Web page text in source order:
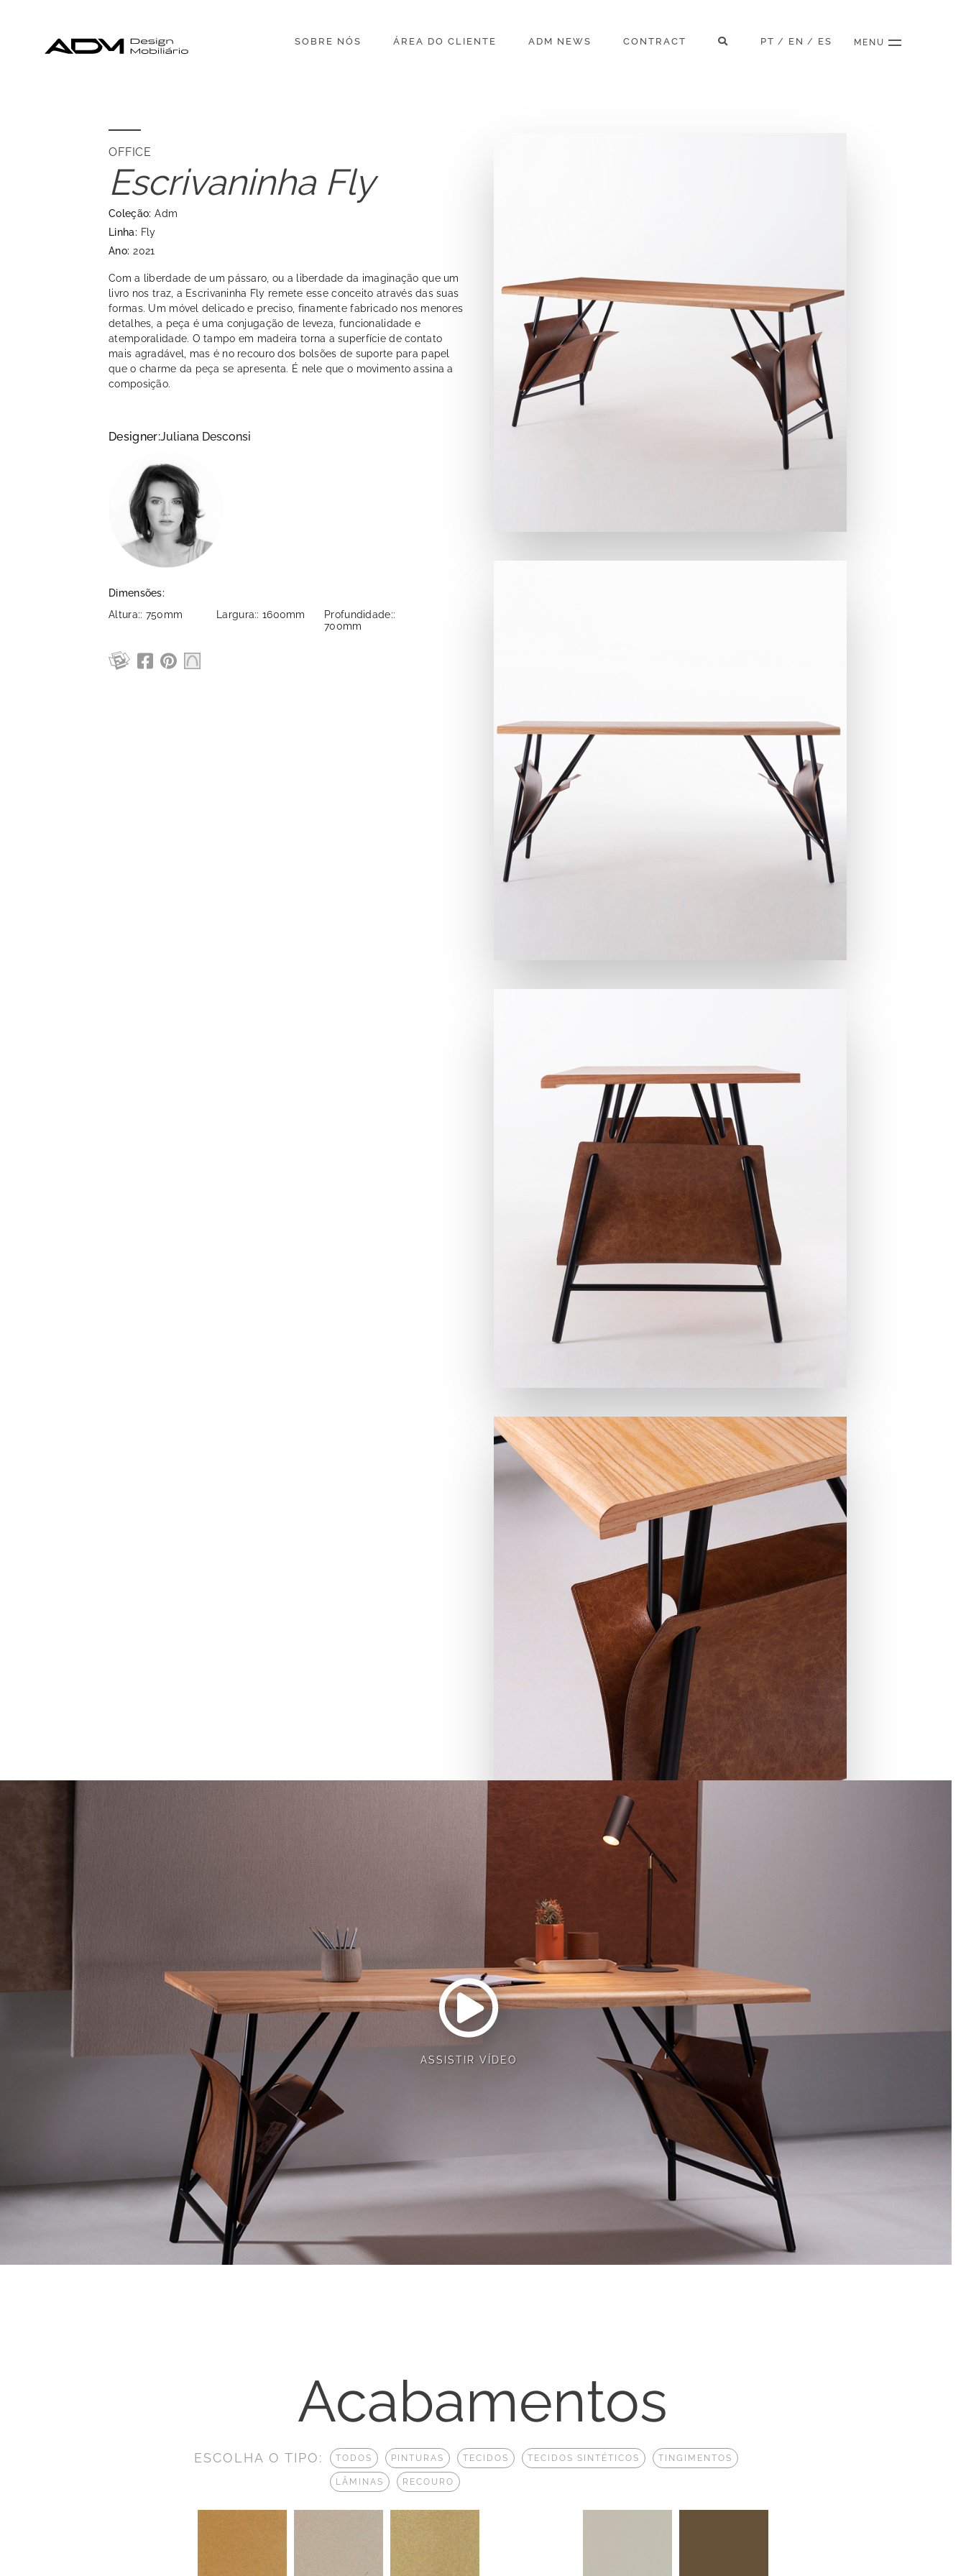
SOBRE NÓS ÁREA DO CLIENTE ADM NEWS CONTRACT PT / EN / ES MENU
OFFICE
Escrivaninha Fly
Coleção: Adm
Linha: Fly
Ano: 2021
Com a liberdade de um pássaro, ou a liberdade da imaginação que um
livro nos traz, a Escrivaninha Fly remete esse conceito através das suas
formas. Um móvel delicado e preciso, finamente fabricado nos menores
detalhes, a peça é uma conjugação de leveza, funcionalidade e
atemporalidade. O tampo em madeira torna a superfície de contato
mais agradável, mas é no recouro dos bolsões de suporte para papel
que o charme da peça se apresenta. É nele que o movimento assina a
composição.
Designer:Juliana Desconsi
Dimensões:
Altura:: 750mm
Largura:: 1600mm
Profundidade::
700mm
ASSISTIR VÍDEO
Acabamentos
ESCOLHA O TIPO: TODOS PINTURAS TECIDOS TECIDOS SINTÉTICOS TINGIMENTOS
LÂMINAS RECOURO